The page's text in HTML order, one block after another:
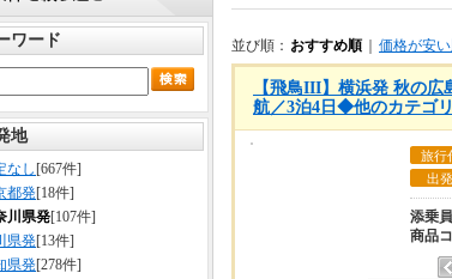
ワード
地
なし [667件]
都発[18件]
川県発[107件]
県発[13件]
県発[278件]
並び順： おすすめ順 価格が安
【飛鳥III】横浜発 秋の
航／3泊4日◆他のカテゴ
旅行
出
添乗
商品